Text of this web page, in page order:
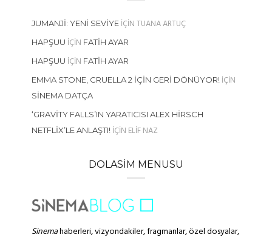
JUMANJI: YENI SEVIYEIÇINTUANA ARTUÇ
HAPŞUU IÇIN FATIH AYAR
HAPŞUU IÇIN FATIH AYAR
EMMA STONE, CRUELLA 2 İÇIN GERI DÖNÜYOR!IÇIN
SINEMA DATÇA
‘GRAVITY FALLS’IN YARATICISI ALEX HIRSCH
NETFLIX’LE ANLAŞTI!IÇIN ELIF NAZ
DOLASIM MENUSU
Sinemahaberleri, vizyondakiler, fragmanlar, özel dosyalar,